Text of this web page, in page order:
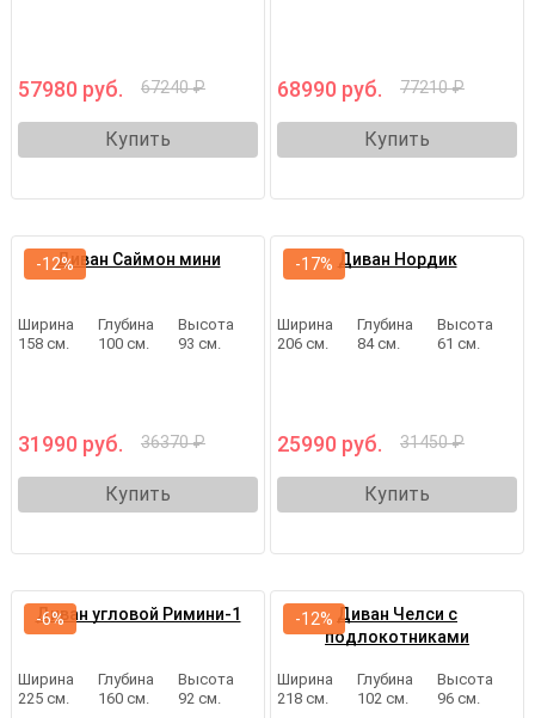
57980 руб. 67240 ₽
Купить
68990 руб. 77210 ₽
Купить
Диван Саймон мини
Ширина
158 см.
Глубина
100 см.
Высота
93 см.
31990 руб. 36370 ₽
Купить
-12% Диван Нордик
Ширина
206 см.
Глубина
84 см.
Высота
61 см.
25990 руб. 31450 ₽
Купить
-17%
Диван угловой Римини-1
Ширина
225 см.
Глубина
160 см.
Высота
92 см.
-6%
Диван Челси с
подлокотниками
Ширина
218 см.
Глубина
102 см.
Высота
96 см.
-12%